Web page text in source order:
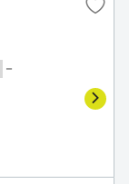
－